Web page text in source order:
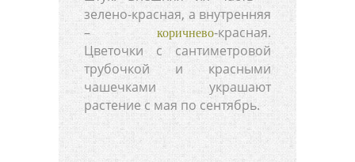
зелено-красная, а внутренняя
–
коричнево-красная.
Цветочки с сантиметровой
трубочкой и красными
чашечками украшают
растение с мая по сентябрь.